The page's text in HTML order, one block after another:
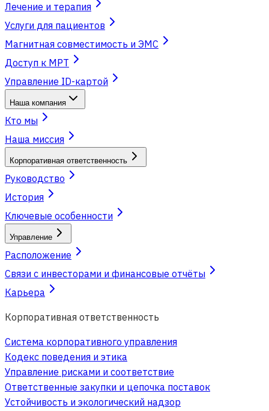
Лечение и терапия
Услуги для пациентов
Магнитная совместимость и ЭМС
Доступ к МРТ
Управление ID-картой
Наша компания
Кто мы
Наша миссия
Корпоративная ответственность
Руководство
История
Ключевые особенности
Управление
Расположение
Связи с инвесторами и финансовые отчёты
Карьера
Корпоративная ответственность
Система корпоративного управления
Кодекс поведения и этика
Управление рисками и соответствие
Ответственные закупки и цепочка поставок
Устойчивость и экологический надзор